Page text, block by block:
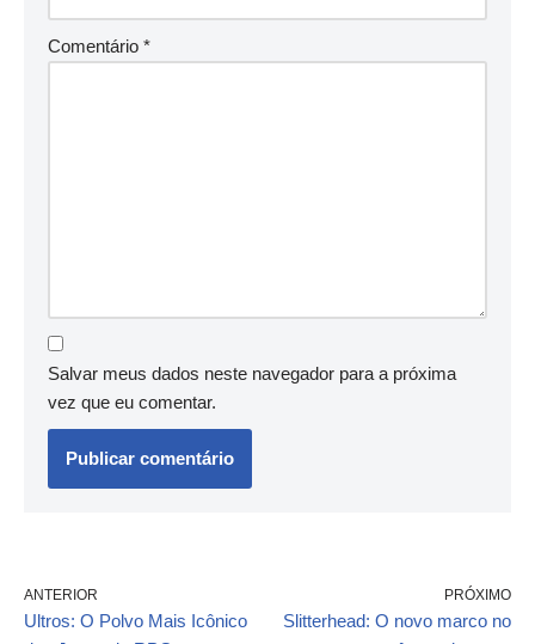
Comentário *
Salvar meus dados neste navegador para a próxima
vez que eu comentar.
ANTERIOR
Ultros: O Polvo Mais Icônico
PRÓXIMO
Slitterhead: O novo marco no